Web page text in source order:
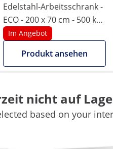
Edelstahl-Arbeitsschrank -
ECO - 200 x 70 cm - 500 kg -
Aufkantung - Royal
Catering
Im Angebot
Produkt ansehen
-
nicht auf
based on your